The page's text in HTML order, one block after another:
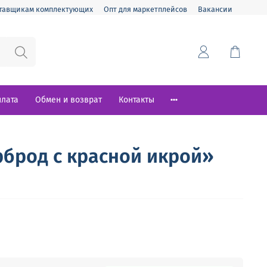
комплектующих Опт для маркетплейсов Вакансии
Обмен и возврат Контакты
с красной икрой»